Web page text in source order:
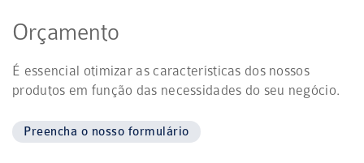
Orçamento
É essencial otimizar as características dos nossos
produtos em função das necessidades do seu negócio.
Preencha o nosso formulário